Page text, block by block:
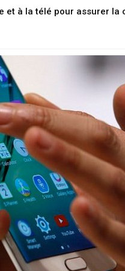
et à la télé pour assurer la